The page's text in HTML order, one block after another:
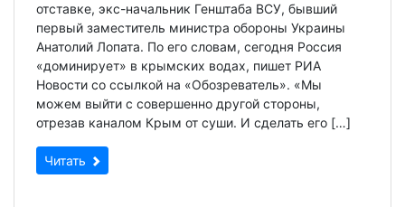
отставке, экс-начальник Генштаба ВСУ, бывший
первый заместитель министра обороны Украины
Анатолий Лопата. По его словам, сегодня Россия
«доминирует» в крымских водах, пишет РИА
Новости со ссылкой на «Обозреватель». «Мы
можем выйти с совершенно другой стороны,
отрезав каналом Крым от суши. И сделать его […]
Читать